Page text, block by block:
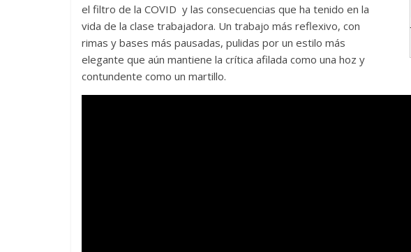
el filtro de la COVID y las consecuencias que ha tenido en la
vida de la clase trabajadora. Un trabajo más reflexivo, con
rimas y bases más pausadas, pulidas por un estilo más
elegante que aún mantiene la crítica afilada como una hoz y
contundente como un martillo.